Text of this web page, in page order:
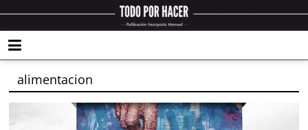
alimentacion